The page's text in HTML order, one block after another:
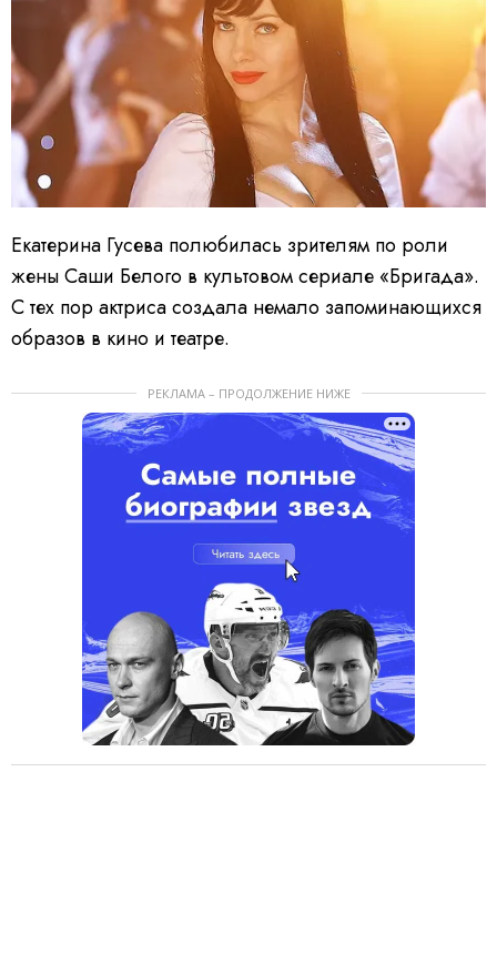
Екатерина Гусева полюбилась зрителям по роли
жены Саши Белого в культовом сериале «Бригада».
С тех пор актриса создала немало запоминающихся
образов в кино и театре.
РЕКЛАМА – ПРОДОЛЖЕНИЕ НИЖЕ